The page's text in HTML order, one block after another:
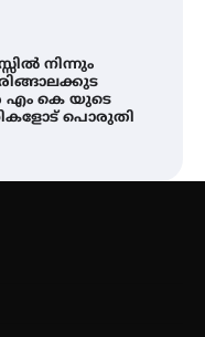
നിന്നും
എം കെ യുടെ
പൊരുതി